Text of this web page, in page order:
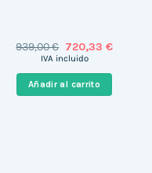
939,00€ El
precio
era:
939,00 €.
720,33 €El
es:
IVA incluido
Añadir al carrito